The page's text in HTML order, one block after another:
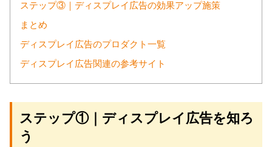
ステップ③｜ディスプレイ広告の効果アップ施策
まとめ
ディスプレイ広告のプロダクト一覧
ディスプレイ広告関連の参考サイト
ステップ①｜ディスプレイ広告を知ろ
う